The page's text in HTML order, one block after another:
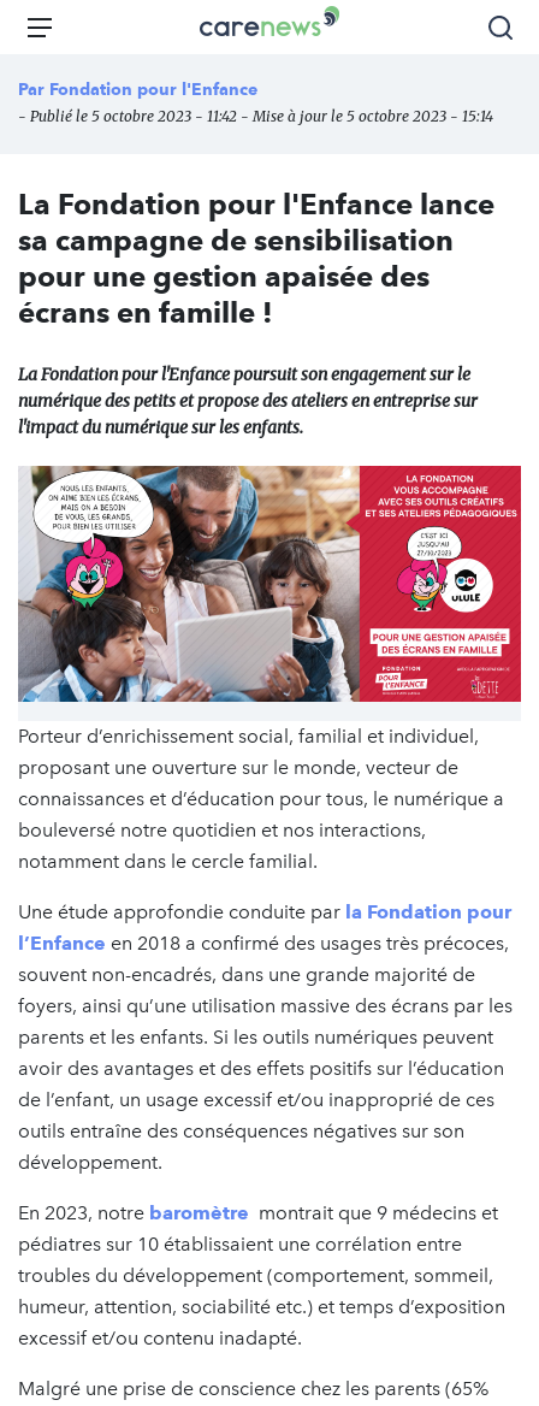
Aller
principal
Carenews,
média
des
l'engagement
Menu
Par Fondation pour l'Enfance
- Publié le 5 octobre 2023 - 11:42 - Mise à jour le 5 octobre 2023 - 15:14
La Fondation pour l'Enfance lance
sa campagne de sensibilisation
pour une gestion apaisée des
écrans en famille !
La Fondation pour l'Enfance poursuit son engagement sur le
numérique des petits et propose des ateliers en entreprise sur
l'impact du numérique sur les enfants.
Porteur d’enrichissement social, familial et individuel,
proposant une ouverture sur le monde, vecteur de
connaissances et d’éducation pour tous, le numérique a
bouleversé notre quotidien et nos interactions,
notamment dans le cercle familial.
Une étude approfondie conduite par la Fondation pour
l’Enfance en 2018 a confirmé des usages très précoces,
souvent non-encadrés, dans une grande majorité de
foyers, ainsi qu’une utilisation massive des écrans par les
parents et les enfants. Si les outils numériques peuvent
avoir des avantages et des effets positifs sur l’éducation
de l’enfant, un usage excessif et/ou inapproprié de ces
outils entraîne des conséquences négatives sur son
développement.
En 2023, notre baromètre montrait que 9 médecins et
pédiatres sur 10 établissaient une corrélation entre
troubles du développement (comportement, sommeil,
humeur, attention, sociabilité etc.) et temps d’exposition
excessif et/ou contenu inadapté.
Malgré une prise de conscience chez les parents (65%